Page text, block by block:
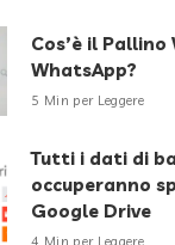
Cos’è il Pallino
WhatsApp?
5 Min per Leggere
Tutti i dati di
occuperanno
Google Drive
4 Min per Leggere